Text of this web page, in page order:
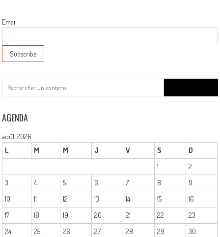
Email
for:
AGENDA
août 2026
L
M M J V S
D
1
2
3
4 5 6 7 8
9
10
11 12 13 14 15
16
17
18 19 20 21 22
23
24
25 26 27 28 29
30